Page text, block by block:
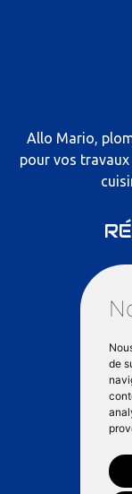
de
Allo Mario,
pour vos
81